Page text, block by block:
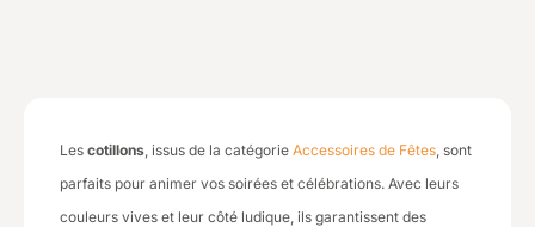
Les cotillons, issus de la catégorie Accessoires de Fêtes, sont
parfaits pour animer vos soirées et célébrations. Avec leurs
couleurs vives et leur côté ludique, ils garantissent des